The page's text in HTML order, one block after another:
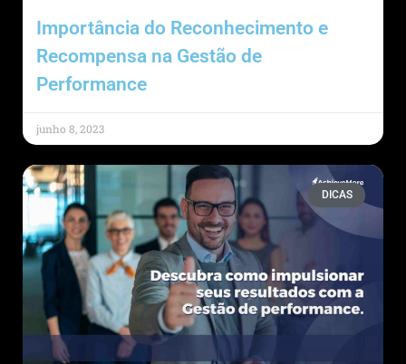
Importância do Reconhecimento e
Recompensa na Gestão de
Performance
junho 8, 2023
DICAS